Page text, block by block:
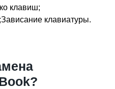
клавиш;
клавиатуры.